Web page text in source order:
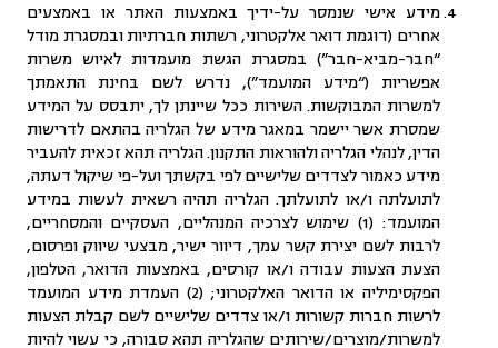
מידע אישי שנמסר על-ידיך באמצעות האתר או באמצעים
אחרים (דוגמת דואר אלקטרוני, רשתות חברתיות ובמסגרת מודל
“חבר-מביא-חבר”) במסגרת הגשת מועמדות לאיוש משרות
אפשריות (“מידע המועמד”), נדרש לשם בחינת התאמתך
למשרות המבוקשות. השירות ככל שיינתן לך, יתבסס על המידע
שמסרת אשר יישמר במאגר מידע של הגלריה בהתאם לדרישות
הדין, לנהלי הגלריה ולהוראות התקנון. הגלריה תהא זכאית להעביר
מידע כאמור לצדדים שלישיים לפי בקשתך ועל-פי שיקול דעתה,
לתועלתה ו/או לתועלתך. הגלריה תהיה רשאית לעשות במידע
המועמד: (1) שימוש לצרכיה המנהליים, העסקיים והמסחריים,
לרבות לשם יצירת קשר עמך, דיוור ישיר, מבצעי שיווק ופרסום,
הצעת הצעות עבודה ו/או קורסים, באמצעות הדואר, הטלפון,
הפקסימיליה או הדואר האלקטרוני; (2) העמדת מידע המועמד
לרשות חברות קשורות ו/או צדדים שלישיים לשם קבלת הצעות
למשרות/מוצרים/שירותים שהגלריה תהא סבורה, כי עשוי להיות